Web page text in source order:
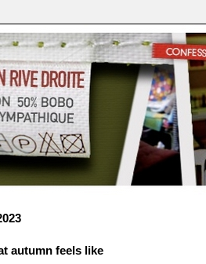
autumn feels like